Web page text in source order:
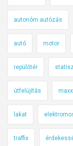
autonóm autózás
autó motor
repülőtér
útfelújítás
lakat
traffix